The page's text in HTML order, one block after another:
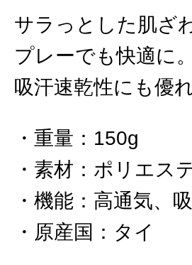
サラっとした肌ざ
プレーでも快適に。
吸汗速乾性にも優
重量 ： 150g
素材 ： ポリエス
機能 ： 高通気、
原産国 ： タイ